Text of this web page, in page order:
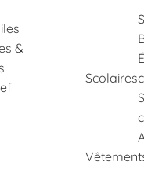
&
Scolaires